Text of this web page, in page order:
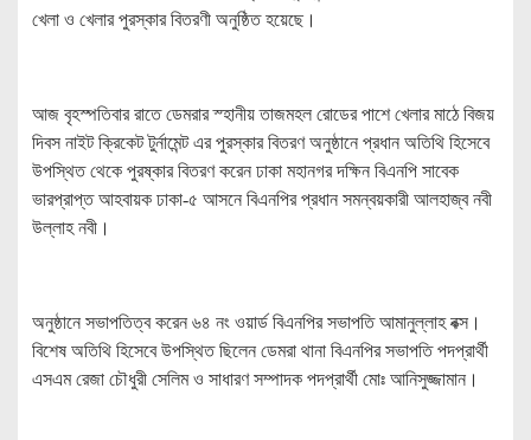
খেলা ও খেলার পুরস্কার বিতরণী অনুষ্ঠিত হয়েছে।
আজ বৃহস্পতিবার রাতে ডেমরার স্হানীয় তাজমহল রোডের পাশে খেলার মাঠে বিজয়
দিবস নাইট ক্রিকেট টুর্নামেন্ট এর পুরস্কার বিতরণ অনুষ্ঠানে প্রধান অতিথি হিসেবে
উপস্থিত থেকে পুরষ্কার বিতরণ করেন ঢাকা মহানগর দক্ষিন বিএনপি সাবেক
ভারপ্রাপ্ত আহবায়ক ঢাকা-৫ আসনে বিএনপির প্রধান সমন্বয়কারী আলহাজ্ব নবী
উল্লাহ নবী।
অনুষ্ঠানে সভাপতিত্ব করেন ৬৪ নং ওয়ার্ড বিএনপির সভাপতি আমানুল্লাহ বক্স।
বিশেষ অতিথি হিসেবে উপস্থিত ছিলেন ডেমরা থানা বিএনপির সভাপতি পদপ্রার্থী
এসএম রেজা চৌধুরী সেলিম ও সাধারণ সম্পাদক পদপ্রার্থী মোঃ আনিসুজ্জামান।